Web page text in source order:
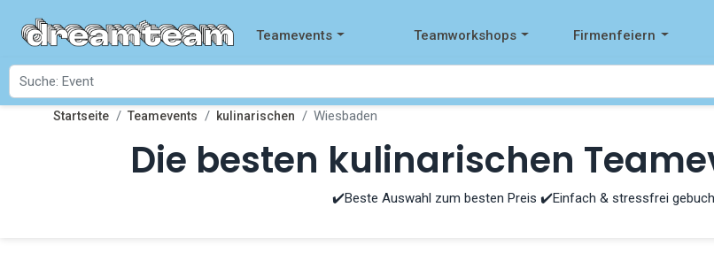
Teamevents Teamworkshops Firmenfeiern
Startseite Teamevents kulinarischen Wiesbaden
Die besten kulinarischen
✔️Beste Auswahl zum besten Preis ✔️Einfach & stressfrei